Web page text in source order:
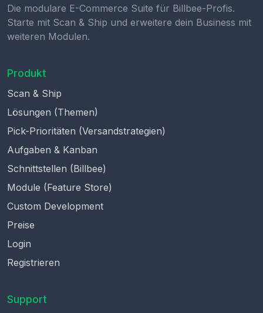
Die modulare E-Commerce Suite für Billbee-Profis.
Starte mit Scan & Ship und erweitere dein Business mit
weiteren Modulen.
Produkt
Scan & Ship
Lösungen (Themen)
Pick-Prioritäten (Versandstrategien)
Aufgaben & Kanban
Schnittstellen (Billbee)
Module (Feature Store)
Custom Development
Preise
Login
Registrieren
Support